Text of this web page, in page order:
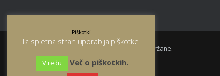
© 2026 Klinika Božikov. Vse pravice pridržane.
Piškotki
Ta spletna stran uporablja piškotke.
V redu Več o piškotkih.